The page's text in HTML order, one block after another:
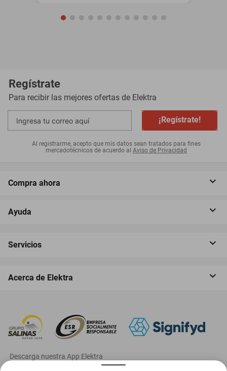
Regístrate
Para recibir las mejores ofertas de Elektra
¡Regístrate!
Al registrarme, acepto que mis datos sean tratados para fines
mercadotécnicos de acuerdo al Aviso de Privacidad
Compra ahora
Ayuda
Servicios
Acerca de Elektra
‎ Descarga nuestra App Elektra